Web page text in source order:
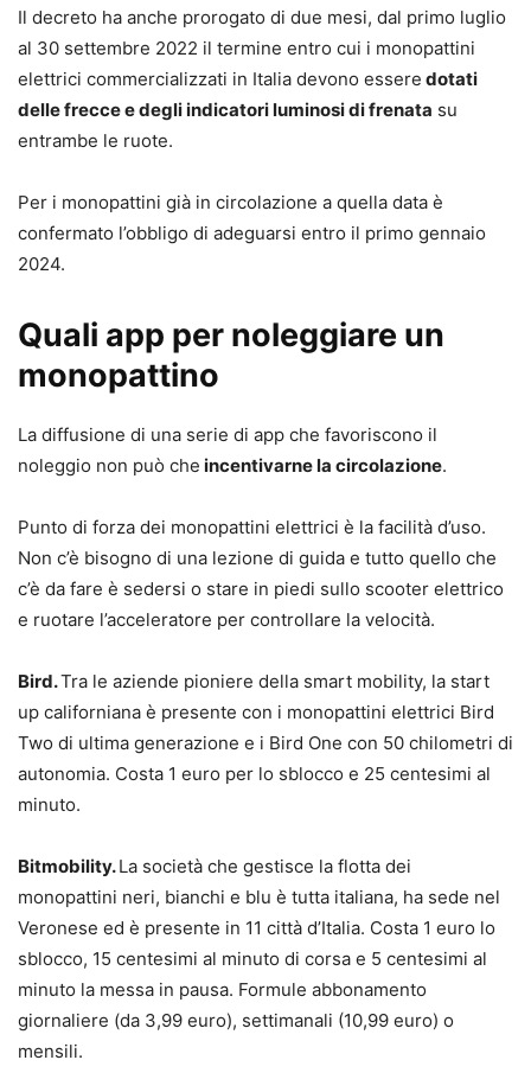
Il decreto ha anche prorogato di due mesi, dal primo luglio
al 30 settembre 2022 il termine entro cui i monopattini
elettrici commercializzati in Italia devono essere dotati
delle frecce e degli indicatori luminosi di frenata su
entrambe le ruote.
Per i monopattini già in circolazione a quella data è
confermato l’obbligo di adeguarsi entro il primo gennaio
2024.
Quali app per noleggiare un
monopattino
La diffusione di una serie di app che favoriscono il
noleggio non può che incentivarne la circolazione.
Punto di forza dei monopattini elettrici è la facilità d’uso.
Non c’è bisogno di una lezione di guida e tutto quello che
c’è da fare è sedersi o stare in piedi sullo scooter elettrico
e ruotare l’acceleratore per controllare la velocità.
Bird.Tra le aziende pioniere della smart mobility, la start
up californiana è presente con i monopattini elettrici Bird
Two di ultima generazione e i Bird One con 50 chilometri di
autonomia. Costa 1 euro per lo sblocco e 25 centesimi al
minuto.
Bitmobility.La società che gestisce la flotta dei
monopattini neri, bianchi e blu è tutta italiana, ha sede nel
Veronese ed è presente in 11 città d’Italia. Costa 1 euro lo
sblocco, 15 centesimi al minuto di corsa e 5 centesimi al
minuto la messa in pausa. Formule abbonamento
giornaliere (da 3,99 euro), settimanali (10,99 euro) o
mensili.